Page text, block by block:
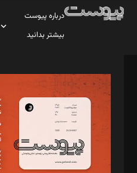
درباره پیوست
بیشتر بدانید
مدیر مسئول: محمدباقر اثنی‌عشری
سردبیر: مهرک محمودی
دبیر تحریریه: میثم قاسمی
د‌بیر ناداستان: سمانه سمیع
د‌بیر خدمت و تجارت: ابوالفضل رجبی
د‌بیر حقوق فناوری: حسام‌الدین